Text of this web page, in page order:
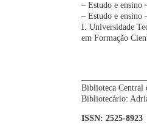
– Estudo e ensino
– Estudo e ensino
I. Universidade
em Formação
Biblioteca Central
Bibliotecário:
ISSN: 2525-8923